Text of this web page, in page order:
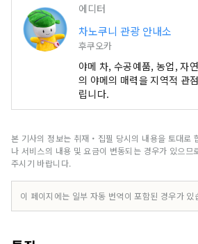
에디터
차노쿠니 관광 안내소
후쿠오카
야메 차, 수공예품, 농업, 자
의 야메의 매력을 지역적 관
립니다.
본 기사의 정보는 취재・집필 당시의 내용을 토대로
나 서비스의 내용 및 요금이 변동되는 경우가 있으므
주시기 바랍니다.
이 페이지에는 일부 자동 번역이 포함된 경우가 있